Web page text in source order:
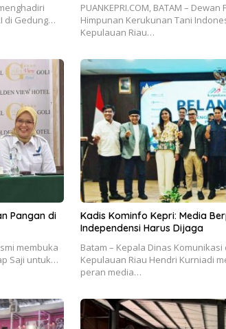
di Gedung…
PUANKEPRI.COM, BATAM –
Himpunan Kerukunan Tani
Kepulauan Riau…
Pangan di
membuka
Saji untuk…
Kadis Kominfo Kepri: Media
Independensi Harus Dijaga
Batam – Kepala Dinas
Kepulauan Riau Hendri Kurniadi
peran media…